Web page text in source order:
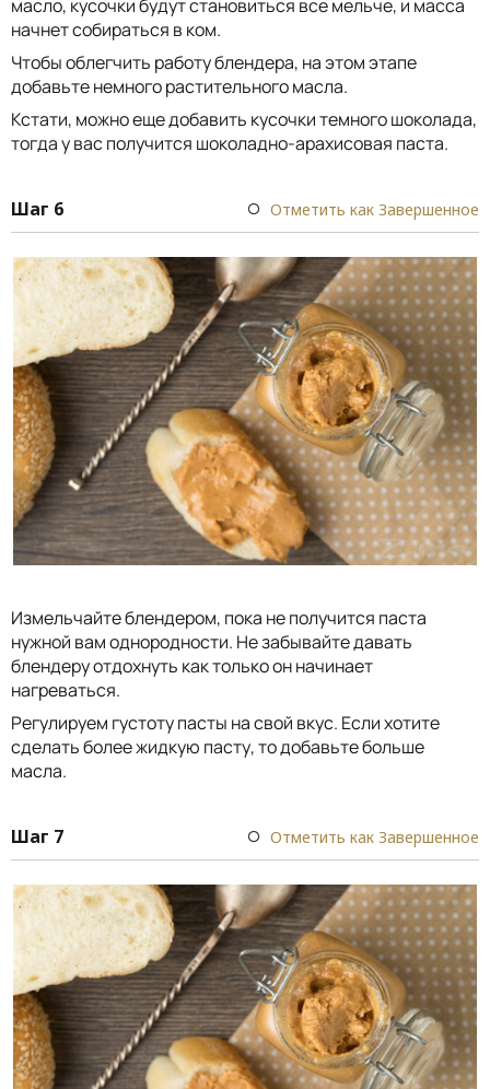
масло, кусочки будут становиться все мельче, и масса
начнет собираться в ком.
Чтобы облегчить работу блендера, на этом этапе
добавьте немного растительного масла.
Кстати, можно еще добавить кусочки темного шоколада,
тогда у вас получится шоколадно-арахисовая паста.
Шаг 6 Отметить как Завершенное
Измельчайте блендером, пока не получится паста
нужной вам однородности. Не забывайте давать
блендеру отдохнуть как только он начинает
нагреваться.
Регулируем густоту пасты на свой вкус. Если хотите
сделать более жидкую пасту, то добавьте больше
масла.
Шаг 7 Отметить как Завершенное